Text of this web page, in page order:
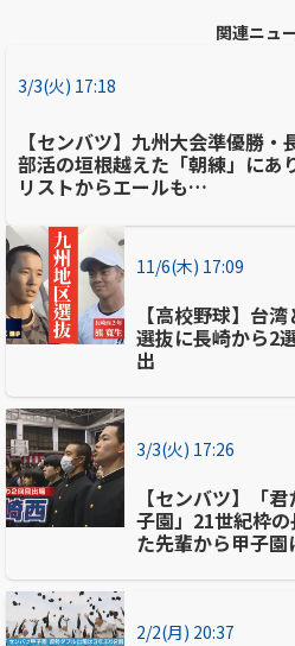
関連ニュ
3/3(火) 17:18
【センバツ】九州大会準優勝
部活の垣根越えた「朝練」にあ
リストからエールも…
11/6(木) 17:09
【高校野球】台
選抜に長崎から2
出
3/3(火) 17:26
【センバツ】「
子園」21世紀枠
た先輩から甲子園
2/2(月) 20:37